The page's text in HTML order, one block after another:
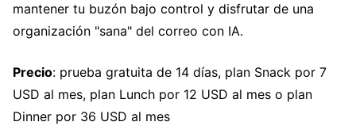
mantener tu buzón bajo control y disfrutar de una
organización "sana" del correo con IA.
Precio: prueba gratuita de 14 días, plan Snack por 7
USD al mes, plan Lunch por 12 USD al mes o plan
Dinner por 36 USD al mes